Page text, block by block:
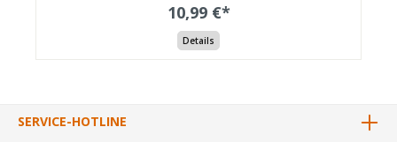
10,99 €*
Details
SERVICE-HOTLINE